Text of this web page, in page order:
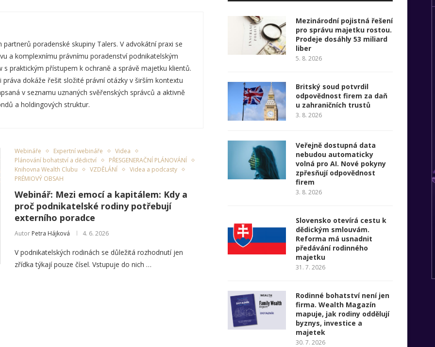
poradenské skupiny Talers. V advokátní praxi se
a komplexnímu právnímu poradenství podnikatelským
praktickým přístupem k ochraně a správě majetku klientů.
dokáže řešit složité právní otázky v širším kontextu
v seznamu uznaných svěřenských správců a aktivně
a holdingových struktur.
Webináře Expertní webináře
Videa
Plánování bohatství a dědictví
PŘESGENERAČNÍ PLÁNOVÁNÍ
Knihovna Wealth Clubu
VZDĚLÁNÍ
Videa a podcasty
PRÉMIOVÝ OBSAH
Webinář: Mezi emocí a kapitálem: Kdy a
proč podnikatelské rodiny potřebují
externího poradce
Autor Petra Hájková 4. 6. 2026
V podnikatelských rodinách se důležitá rozhodnutí jen
zřídka týkají pouze čísel. Vstupuje do nich …
Mezinárodní pojistná řešení
pro správu majetku rostou.
Prodeje dosáhly 53 miliard
liber
5. 8. 2026
Britský soud potvrdil
odpovědnost firem za daň
u zahraničních trustů
3. 8. 2026
Veřejně dostupná data
nebudou automaticky
volná pro AI. Nové pokyny
zpřesňují odpovědnost
firem
3. 8. 2026
Slovensko otevírá cestu k
dědickým smlouvám.
Reforma má usnadnit
předávání rodinného
majetku
31. 7. 2026
Rodinné bohatství není jen
firma. Wealth Magazín
mapuje, jak rodiny oddělují
byznys, investice a
majetek
30. 7. 2026